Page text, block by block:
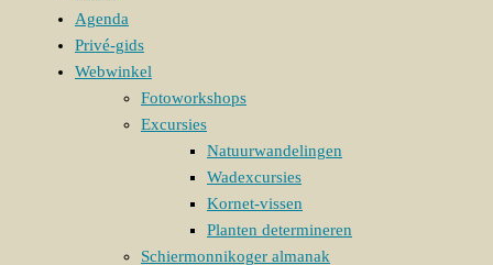
Agenda
Privé-gids
Webwinkel
Fotoworkshops
Excursies
Natuurwandelingen
Wadexcursies
Kornet-vissen
Planten determineren
Schiermonnikoger almanak